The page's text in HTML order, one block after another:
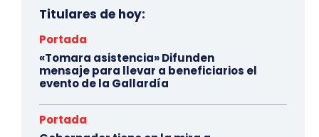
Titulares de hoy:
Portada
«Tomara asistencia» Difunden
mensaje para llevar a beneficiarios el
evento de la Gallardía
Portada